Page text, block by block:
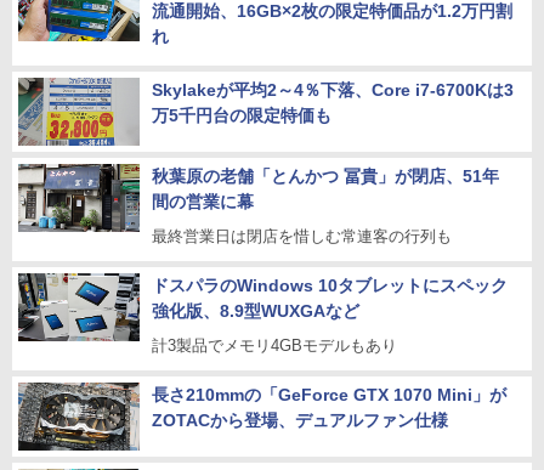
流通開始、16GB×2枚の限定特価品が1.2万円割
れ
Skylakeが平均2～4％下落、Core i7-6700Kは3
万5千円台の限定特価も
秋葉原の老舗「とんかつ 冨貴」が閉店、51年
間の営業に幕
最終営業日は閉店を惜しむ常連客の行列も
ドスパラのWindows 10タブレットにスペック
強化版、8.9型WUXGAなど
計3製品でメモリ4GBモデルもあり
長さ210mmの「GeForce GTX 1070 Mini」が
ZOTACから登場、デュアルファン仕様